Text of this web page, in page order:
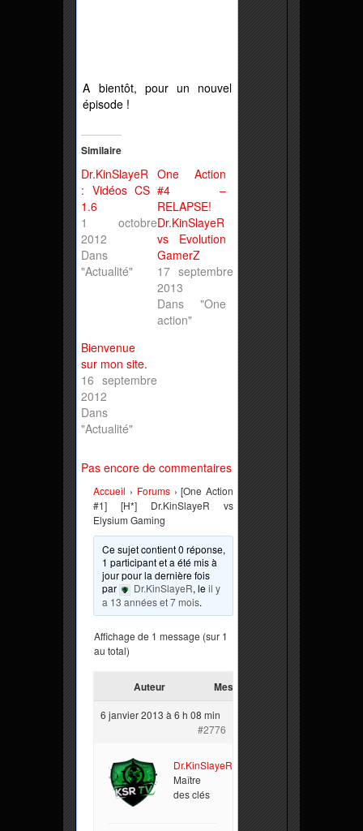
A bientôt, pour un nouvel
épisode !
Similaire
Dr.KinSlayeR
: Vidéos CS
1.6
1 octobre
2012
Dans
"Actualité"
One Action
#4 –
RELAPSE!
Dr.KinSlayeR
vs Evolution
GamerZ
17 septembre
2013
Dans "One
action"
Bienvenue
sur mon site.
16 septembre
2012
Dans
"Actualité"
Pas encore de commentaires
Accueil › Forums › [One Action
#1] [H*] Dr.KinSlayeR vs
Elysium Gaming
Ce sujet contient 0 réponse,
1 participant et a été mis à
jour pour la dernière fois
par
Dr.KinSlayeR, leil y
a 13 années et 7 mois.
Affichage de 1 message (sur 1
au total)
Auteur Messages
6 janvier 2013 à 6 h 08 min
#2776
Dr.KinSlayeR
Maître
des clés